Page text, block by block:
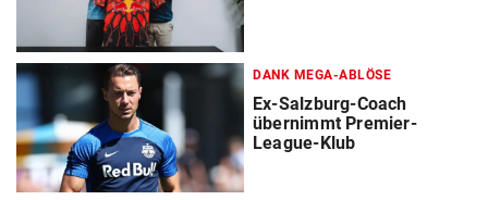
DANK MEGA-ABLÖSE
Ex-Salzburg-Coach
übernimmt Premier-
League-Klub